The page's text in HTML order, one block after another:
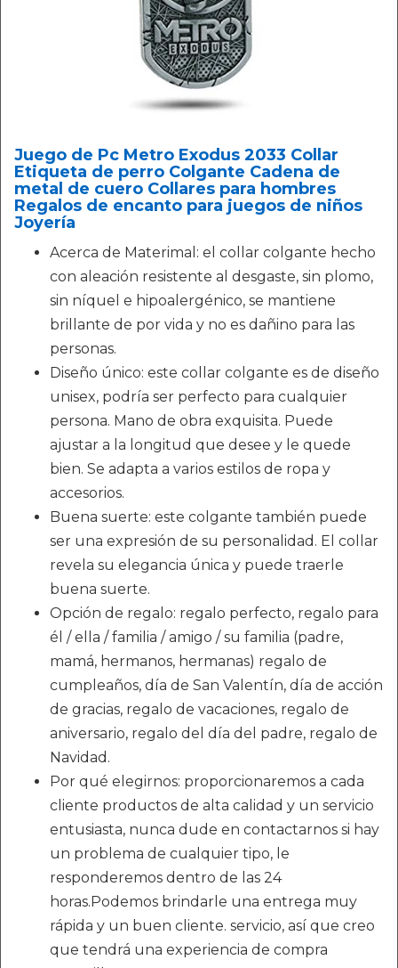
Juego de Pc Metro Exodus 2033 Collar
Etiqueta de perro Colgante Cadena de
metal de cuero Collares para hombres
Regalos de encanto para juegos de niños
Joyería
Acerca de Materimal: el collar colgante hecho
con aleación resistente al desgaste, sin plomo,
sin níquel e hipoalergénico, se mantiene
brillante de por vida y no es dañino para las
personas.
Diseño único: este collar colgante es de diseño
unisex, podría ser perfecto para cualquier
persona. Mano de obra exquisita. Puede
ajustar a la longitud que desee y le quede
bien. Se adapta a varios estilos de ropa y
accesorios.
Buena suerte: este colgante también puede
ser una expresión de su personalidad. El collar
revela su elegancia única y puede traerle
buena suerte.
Opción de regalo: regalo perfecto, regalo para
él / ella / familia / amigo / su familia (padre,
mamá, hermanos, hermanas) regalo de
cumpleaños, día de San Valentín, día de acción
de gracias, regalo de vacaciones, regalo de
aniversario, regalo del día del padre, regalo de
Navidad.
Por qué elegirnos: proporcionaremos a cada
cliente productos de alta calidad y un servicio
entusiasta, nunca dude en contactarnos si hay
un problema de cualquier tipo, le
responderemos dentro de las 24
horas.Podemos brindarle una entrega muy
rápida y un buen cliente. servicio, así que creo
que tendrá una experiencia de compra